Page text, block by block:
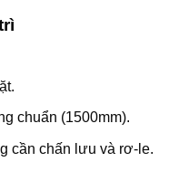
chuẩn (1500mm).
cần chấn lưu và rơ-le.